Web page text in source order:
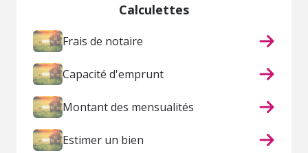
Calculettes
Frais de notaire
Capacité d'emprunt
Montant des mensualités
Estimer un bien